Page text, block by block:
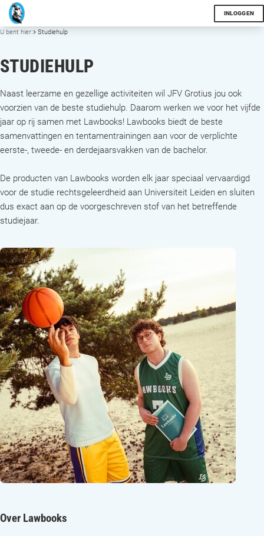
INLOGGEN
U bent hier: Studiehulp
STUDIEHULP
Naast leerzame en gezellige activiteiten wil JFV Grotius jou ook
voorzien van de beste studiehulp. Daarom werken we voor het vijfde
jaar op rij samen met Lawbooks! Lawbooks biedt de beste
samenvattingen en tentamentrainingen aan voor de verplichte
eerste-, tweede- en derdejaarsvakken van de bachelor.
De producten van Lawbooks worden elk jaar speciaal vervaardigd
voor de studie rechtsgeleerdheid aan Universiteit Leiden en sluiten
dus exact aan op de voorgeschreven stof van het betreffende
studiejaar.
Over Lawbooks